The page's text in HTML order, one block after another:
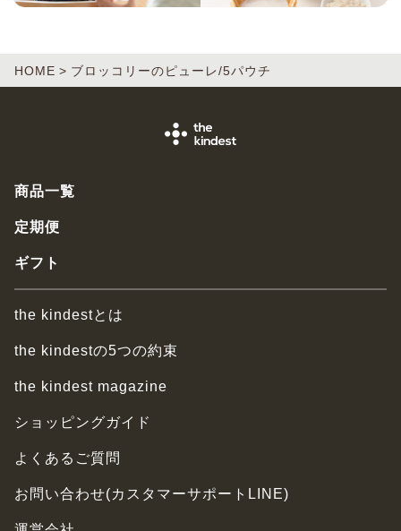
HOME ブロッコリーのピューレ/5パウチ
商品一覧
定期便
ギフト
the kindestとは
the kindestの5つの約束
the kindest magazine
ショッピングガイド
よくあるご質問
お問い合わせ(カスタマーサポートLINE)